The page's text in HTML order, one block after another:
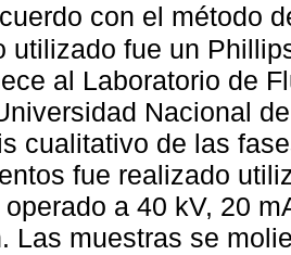
con el método
utilizado fue un
al Laboratorio de
Nacional
cualitativo de las
fue realizado
a 40 kV, 20
Las muestras se